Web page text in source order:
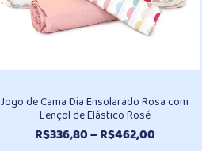
Jogo de Cama Dia Ensolarado Rosa com
Lençol de Elástico Rosé
R$336,80–R$462,00Faixa